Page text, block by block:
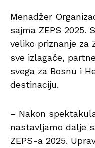
Menadžer
sajma ZEPS 2025.
veliko priznanje za
sve izlagače,
svega za Bosnu i
destinaciju.
– Nakon
nastavljamo dalje
ZEPS-a 2025.